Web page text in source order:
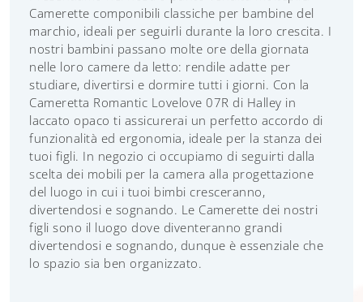
Camerette componibili classiche per bambine del
marchio, ideali per seguirli durante la loro crescita. I
nostri bambini passano molte ore della giornata
nelle loro camere da letto: rendile adatte per
studiare, divertirsi e dormire tutti i giorni. Con la
Cameretta Romantic Lovelove 07R di Halley in
laccato opaco ti assicurerai un perfetto accordo di
funzionalità ed ergonomia, ideale per la stanza dei
tuoi figli. In negozio ci occupiamo di seguirti dalla
scelta dei mobili per la camera alla progettazione
del luogo in cui i tuoi bimbi cresceranno,
divertendosi e sognando. Le Camerette dei nostri
figli sono il luogo dove diventeranno grandi
divertendosi e sognando, dunque è essenziale che
lo spazio sia ben organizzato.